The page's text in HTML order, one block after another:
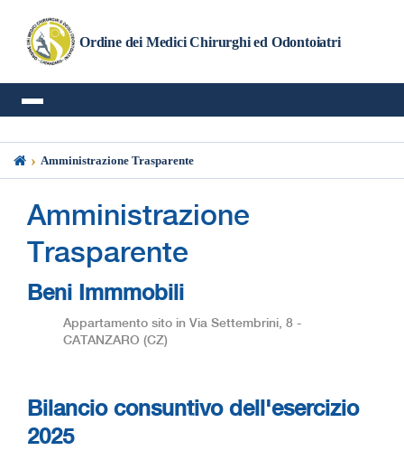
Ordine dei Medici Chirurghi ed Odontoiatri
› Amministrazione Trasparente
Amministrazione
Trasparente
Beni Immmobili
Appartamento sito in Via Settembrini, 8 -
CATANZARO (CZ)
Bilancio consuntivo dell'esercizio
2025